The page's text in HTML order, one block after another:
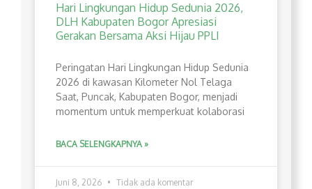
Hari Lingkungan Hidup Sedunia 2026,
DLH Kabupaten Bogor Apresiasi
Gerakan Bersama Aksi Hijau PPLI
Peringatan Hari Lingkungan Hidup Sedunia
2026 di kawasan Kilometer Nol Telaga
Saat, Puncak, Kabupaten Bogor, menjadi
momentum untuk memperkuat kolaborasi
BACA SELENGKAPNYA »
Juni 8, 2026 Tidak ada komentar